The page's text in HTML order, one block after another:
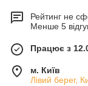
Рейтинг не
Менше 5
Працює з
м. Київ
Лівий берег,